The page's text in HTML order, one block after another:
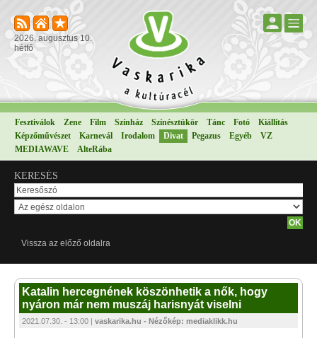
2026. augusztus 10.
hétfő
Fesztiválok Zene Film Színház Színésztükör Tánc Fotó
Kiállítás
Képzőművészet
Karnevál Irodalom Divat Pegazus Egyéb
VZ
MEDIAWAVE
AlteRába
KERESÉS
Vissza az előző oldalra
Katalin hercegnének köszönhetik a nők, hogy
nyáron már nem muszáj harisnyát viselni
2021.07.30. - 13:00 | vaskarika.hu - Nézőkép: mediaklikk.hu